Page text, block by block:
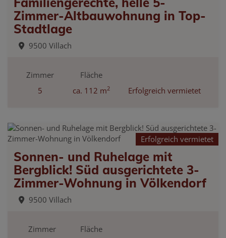
Zimmer-Altbauwohnung in Top-
Stadtlage
9500 Villach
Zimmer
5
Fläche
ca. 112 m2 Erfolgreich vermietet
Erfolgreich vermietet
Sonnen- und Ruhelage mit
Bergblick! Süd ausgerichtete 3-
Zimmer-Wohnung in Völkendorf
9500 Villach
Zimmer
Fläche